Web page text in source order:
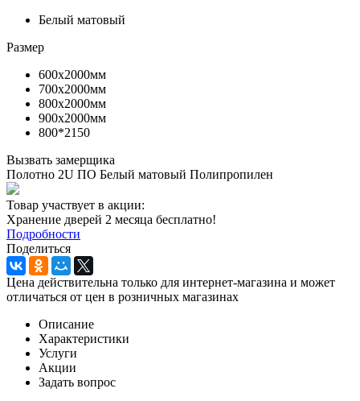
Белый матовый
Размер
600х2000мм
700х2000мм
800х2000мм
900х2000мм
800*2150
Вызвать замерщика
Полотно 2U ПО Белый матовый Полипропилен
Товар участвует в акции:
Хранение дверей 2 месяца бесплатно!
Подробности
Поделиться
Цена действительна только для интернет-магазина и может
отличаться от цен в розничных магазинах
Описание
Характеристики
Услуги
Акции
Задать вопрос